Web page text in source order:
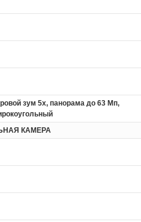
зум 5x, панорама до 63 Мп,
КАМЕРА